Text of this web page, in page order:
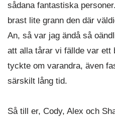
sådana fantastiska
brast lite grann den där
An, så var jag ändå så
att alla tårar vi fällde var ett
tyckte om varandra, även
särskilt lång tid.
Så till er, Cody, Alex och